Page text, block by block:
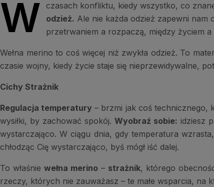
W czasach konfliktu, kiedy wszystko, co
odzież. Ale nie każda odzież zapewni
przetrwaniem a rozpaczą, między życiem
Wełna merino to coś więcej niż zwykła odzież. To
czasie wojny, kiedy życie staje się nieprzewidywalne,
Cichy Strażnik
Regulacja temperatury – brzmi jak coś technicznego,
wysiłki, by zachować spokój. Wyobraź sobie: idziesz
wystarczająco. W ciągu dnia, gdy temperatura
chłodząc Cię wystarczająco, byś mógł iść dalej.
To właśniewełna merino – strażnik, którego
rzeczy, których nie zauważasz – te małe wsparcia,